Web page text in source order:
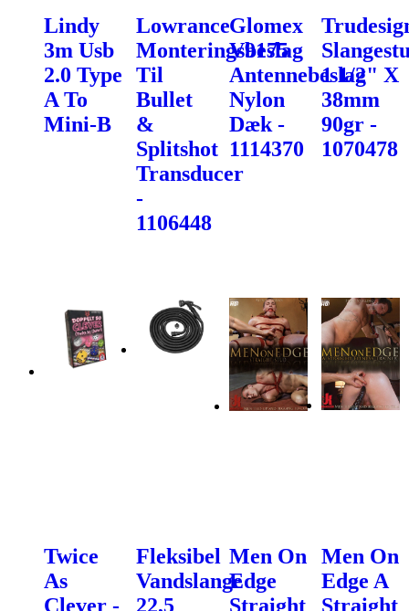
Lindy
3m Usb
2.0 Type
A To
Mini-B
Lowrance
Monteringsbeslag
Til
Bullet
&
Splitshot
Transducer
-
1106448
Glomex
V9175
Antennebeslag
Nylon
Dæk -
1114370
1 1/2" X
38mm
90gr -
1070478
Twice
As
Clever -
Fleksibel
Vandslange
22,5
Men On
Edge
Straight
Men On
Edge A
Straight